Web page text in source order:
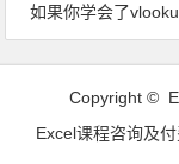
如果你学会了vlookup函数，再学Hlookup这个函
文章导航
Copyright ©
Excel课程咨询及